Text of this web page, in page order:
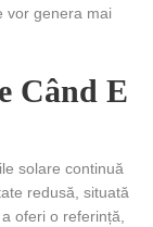
vor genera mai
Când E
solare continuă
redusă, situată
oferi o referință,